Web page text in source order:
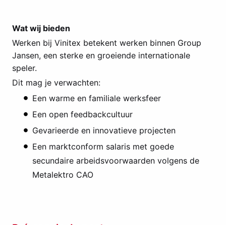
Wat wij bieden
Werken bij Vinitex betekent werken binnen Group
Jansen, een sterke en groeiende internationale
speler.
Dit mag je verwachten:
Een warme en familiale werksfeer
Een open feedbackcultuur
Gevarieerde en innovatieve projecten
Een marktconform salaris met goede
secundaire arbeidsvoorwaarden volgens de
Metalektro CAO